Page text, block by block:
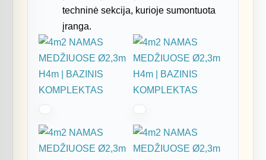
techninė sekcija, kurioje sumontuota
įranga.